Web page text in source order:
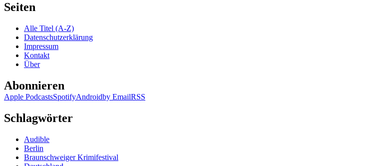
Seiten
Alle Titel (A-Z)
Datenschutzerklärung
Impressum
Kontakt
Über
Abonnieren
Apple PodcastsSpotifyAndroidby EmailRSS
Schlagwörter
Audible
Berlin
Braunschweiger Krimifestival